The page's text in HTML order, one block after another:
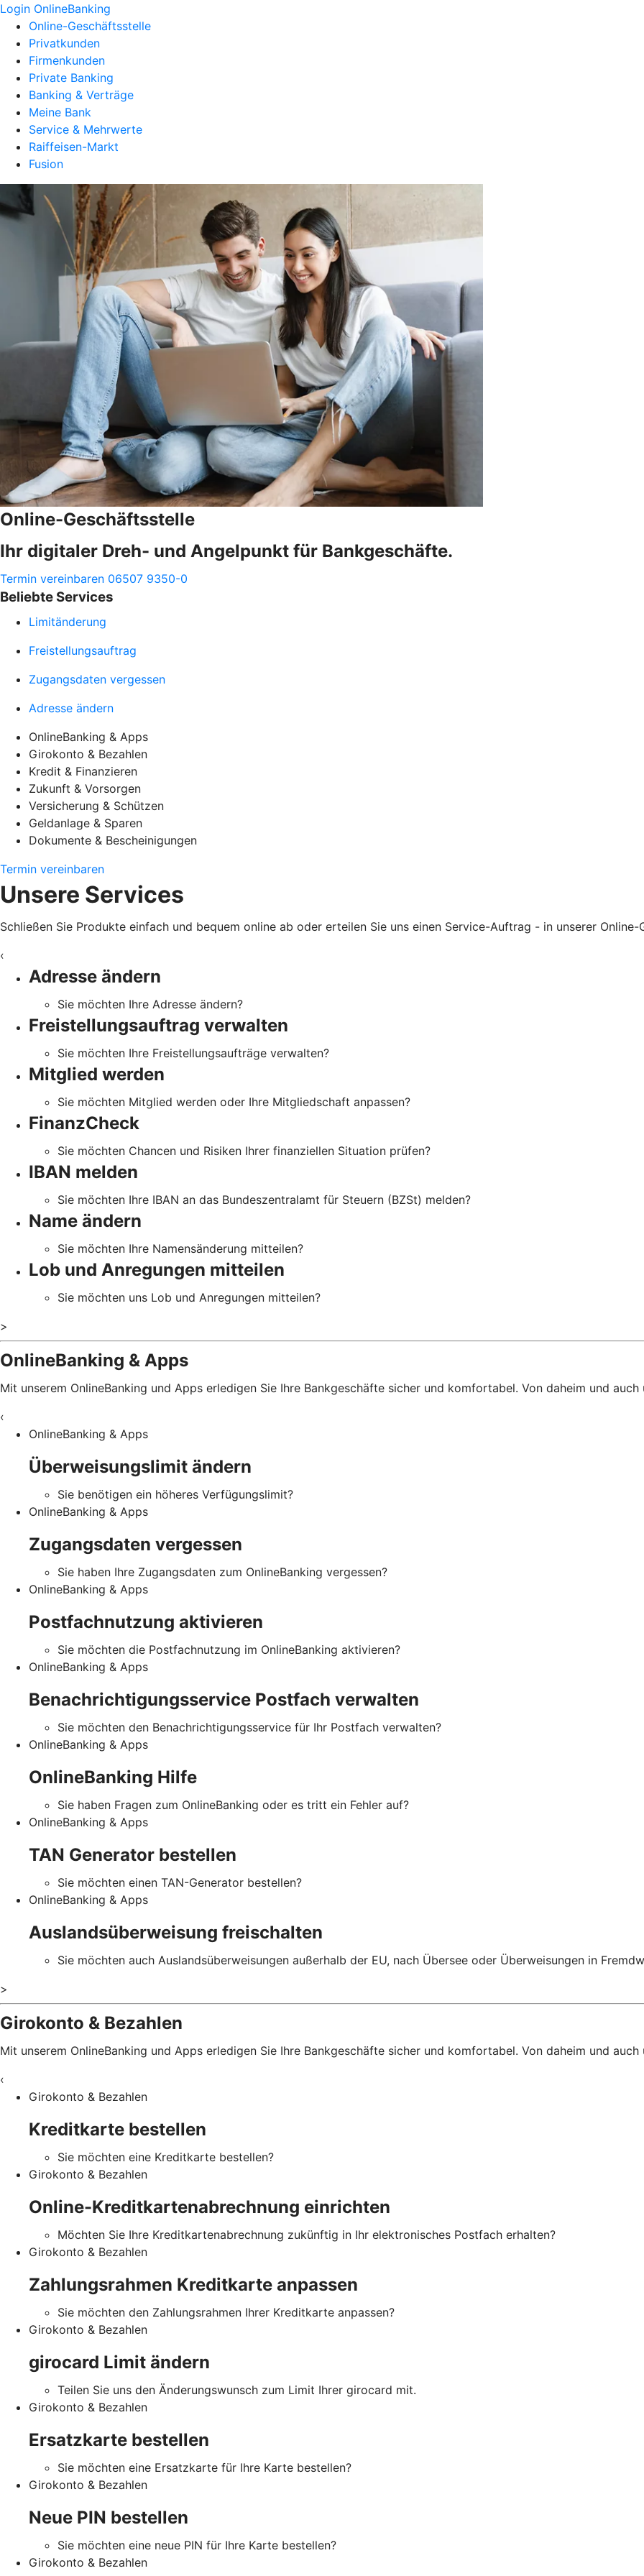
Login OnlineBanking
Online-Geschäftsstelle
Privatkunden
Firmenkunden
Private Banking
Banking & Verträge
Meine Bank
Service & Mehrwerte
Raiffeisen-Markt
Fusion
Online-Geschäftsstelle
Ihr digitaler Dreh- und Angelpunkt für Bankgeschäfte.
Termin vereinbaren 06507 9350-0
Beliebte Services
Limitänderung
Freistellungsauftrag
Zugangsdaten vergessen
Adresse ändern
OnlineBanking & Apps
Girokonto & Bezahlen
Kredit & Finanzieren
Zukunft & Vorsorgen
Versicherung & Schützen
Geldanlage & Sparen
Dokumente & Bescheinigungen
Termin vereinbaren
Unsere Services
Schließen Sie Produkte einfach und bequem online ab oder erteilen Sie uns einen Service-Auftrag - in unserer Online-
‹
Adresse ändern
Sie möchten Ihre Adresse ändern?
Freistellungsauftrag verwalten
Sie möchten Ihre Freistellungsaufträge verwalten?
Mitglied werden
Sie möchten Mitglied werden oder Ihre Mitgliedschaft anpassen?
FinanzCheck
Sie möchten Chancen und Risiken Ihrer finanziellen Situation prüfen?
IBAN melden
Sie möchten Ihre IBAN an das Bundeszentralamt für Steuern (BZSt) melden?
Name ändern
Sie möchten Ihre Namensänderung mitteilen?
Lob und Anregungen mitteilen
Sie möchten uns Lob und Anregungen mitteilen?
>
OnlineBanking & Apps
Mit unserem OnlineBanking und Apps erledigen Sie Ihre Bankgeschäfte sicher und komfortabel. Von daheim und auch
‹
OnlineBanking & Apps
Überweisungslimit ändern
Sie benötigen ein höheres Verfügungslimit?
OnlineBanking & Apps
Zugangsdaten vergessen
Sie haben Ihre Zugangsdaten zum OnlineBanking vergessen?
OnlineBanking & Apps
Postfachnutzung aktivieren
Sie möchten die Postfachnutzung im OnlineBanking aktivieren?
OnlineBanking & Apps
Benachrichtigungsservice Postfach verwalten
Sie möchten den Benachrichtigungsservice für Ihr Postfach verwalten?
OnlineBanking & Apps
OnlineBanking Hilfe
Sie haben Fragen zum OnlineBanking oder es tritt ein Fehler auf?
OnlineBanking & Apps
TAN Generator bestellen
Sie möchten einen TAN-Generator bestellen?
OnlineBanking & Apps
Auslandsüberweisung freischalten
Sie möchten auch Auslandsüberweisungen außerhalb der EU, nach Übersee oder Überweisungen in
>
Girokonto & Bezahlen
Mit unserem OnlineBanking und Apps erledigen Sie Ihre Bankgeschäfte sicher und komfortabel. Von daheim und auch
‹
Girokonto & Bezahlen
Kreditkarte bestellen
Sie möchten eine Kreditkarte bestellen?
Girokonto & Bezahlen
Online-Kreditkartenabrechnung einrichten
Möchten Sie Ihre Kreditkartenabrechnung zukünftig in Ihr elektronisches Postfach erhalten?
Girokonto & Bezahlen
Zahlungsrahmen Kreditkarte anpassen
Sie möchten den Zahlungsrahmen Ihrer Kreditkarte anpassen?
Girokonto & Bezahlen
girocard Limit ändern
Teilen Sie uns den Änderungswunsch zum Limit Ihrer girocard mit.
Girokonto & Bezahlen
Ersatzkarte bestellen
Sie möchten eine Ersatzkarte für Ihre Karte bestellen?
Girokonto & Bezahlen
Neue PIN bestellen
Sie möchten eine neue PIN für Ihre Karte bestellen?
Girokonto & Bezahlen